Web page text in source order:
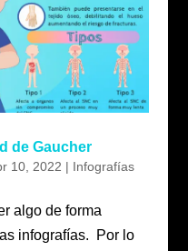
de Gaucher
10, 2022 | Infografías
algo de forma
infografías. Por lo